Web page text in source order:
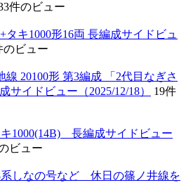
件のビュー
タキ1000形16両 長編成サイドビュ
のビュー
20100形 第3編成 「2代目なぎさ
サイドビュー（2025/12/18）
19件
キ1000(14B) 長編成サイドビュー
ビュー
系しなの号など 休日の篠ノ井線を